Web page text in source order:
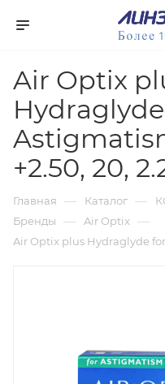
Air Optix
+2.50, 20,
Главная — Каталог —
Бренды — Air Optix —
Air Optix plus Hydraglyde